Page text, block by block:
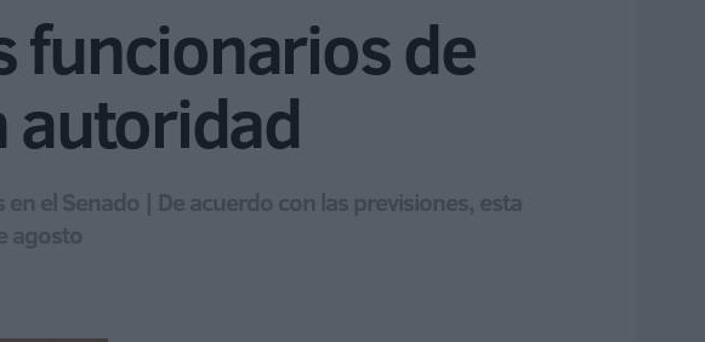
funcionarios de
autoridad
el Senado | De acuerdo con las previsiones, esta
agosto